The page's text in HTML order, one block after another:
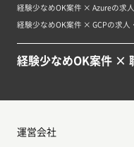
経験少なめOK案件 × Azureの求
経験少なめOK案件 × GCPの求人
経験少なめOK案件 ×
運営会社